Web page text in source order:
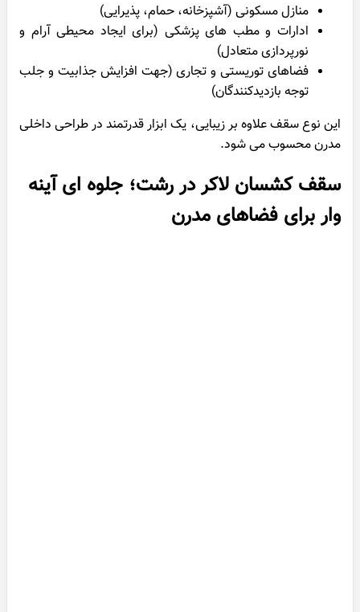
منازل مسکونی (آشپزخانه، حمام، پذیرایی)
ادارات و مطب های پزشکی (برای ایجاد محیطی آرام و
نورپردازی متعادل)
فضاهای توریستی و تجاری (جهت افزایش جذابیت و جلب
توجه بازدیدکنندگان)
این نوع سقف علاوه بر زیبایی، یک ابزار قدرتمند در طراحی داخلی
مدرن محسوب می شود.
سقف کشسان لاکر در رشت؛ جلوه ای آینه
وار برای فضاهای مدرن